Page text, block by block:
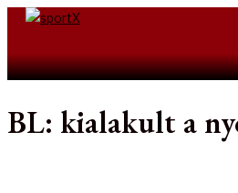
Skip
BL: kialakult a